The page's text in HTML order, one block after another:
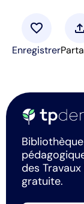
favorite
Enregistrer
upload
des
gratuite.